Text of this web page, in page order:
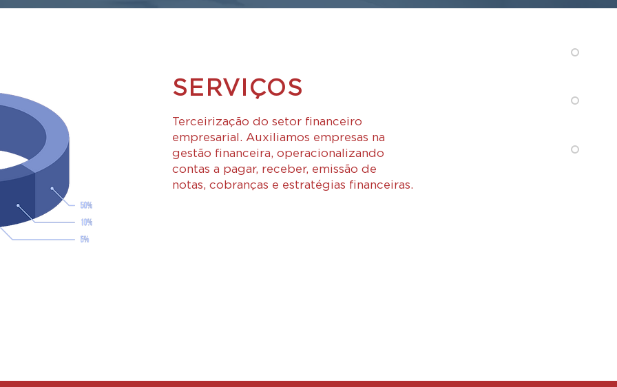
SERVIÇOS
Terceirização do setor financeiro
empresarial. Auxiliamos empresas na
gestão financeira, operacionalizando
contas a pagar, receber, emissão de
notas, cobranças e estratégias financeiras.